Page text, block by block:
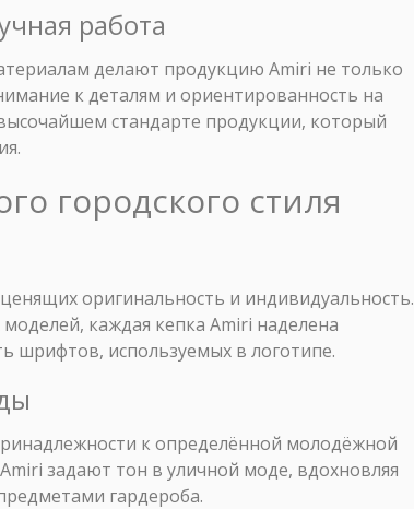
работа
делают продукцию Amiri не только
к деталям и ориентированность на
стандарте продукции, который
городского стиля
оригинальность и индивидуальность.
каждая кепка Amiri наделена
шрифтов, используемых в логотипе.
к определённой молодёжной
задают тон в уличной моде, вдохновляя
гардероба.